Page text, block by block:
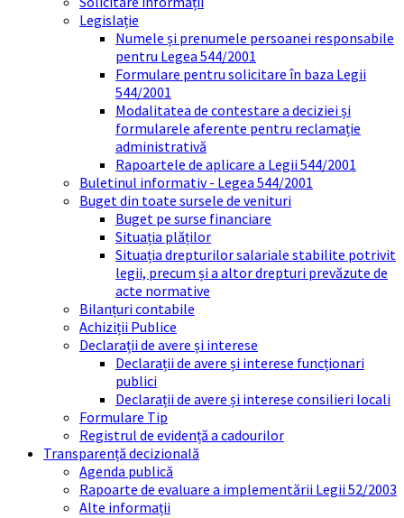
Legislație
Numele și prenumele persoanei responsabile
pentru Legea 544/2001
Formulare pentru solicitare în baza Legii
544/2001
Modalitatea de contestare a deciziei și
formularele aferente pentru reclamație
administrativă
Rapoartele de aplicare a Legii 544/2001
Buletinul informativ - Legea 544/2001
Buget din toate sursele de venituri
Buget pe surse financiare
Situația plăților
Situația drepturilor salariale stabilite potrivit
legii, precum și a altor drepturi prevăzute de
acte normative
Bilanțuri contabile
Achiziții Publice
Declarații de avere și interese
Declarații de avere și interese funcționari
publici
Declarații de avere și interese consilieri locali
Formulare Tip
Registrul de evidență a cadourilor
Transparență decizională
Agenda publică
Rapoarte de evaluare a implementării Legii 52/2003
Alte informații